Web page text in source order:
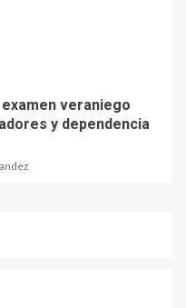
veraniego
y dependencia